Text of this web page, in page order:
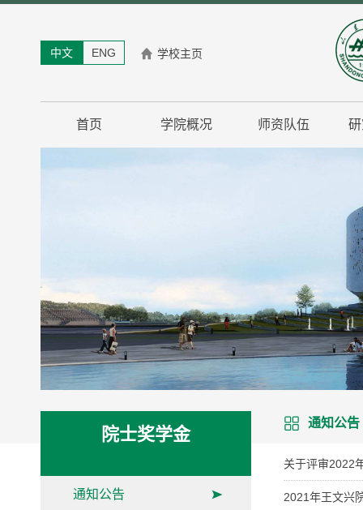
中文 ENG 学校主页
首页 学院概况 师资队伍
院士奖学金
通知公告
通知公告
关于评审2022
2021年王文兴